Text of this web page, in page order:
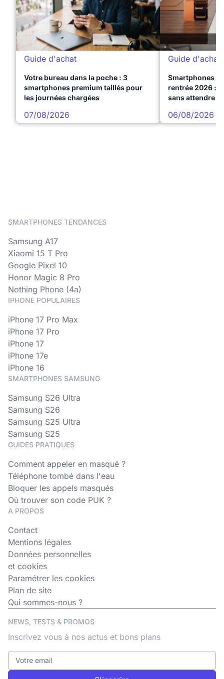
Guide d'achat
Votre bureau dans la poche : 3
smartphones premium taillés pour
les journées chargées
07/08/2026
Guide d'achat
Smartphones
rentrée 2026 :
sans attendre
06/08/2026
SMARTPHONES TENDANCES
Samsung A17
Xiaomi 15 T Pro
Google Pixel 10
Honor Magic 8 Pro
Nothing Phone (4a)
IPHONE POPULAIRES
iPhone 17 Pro Max
iPhone 17 Pro
iPhone 17
iPhone 17e
iPhone 16
SMARTPHONES SAMSUNG
Samsung S26 Ultra
Samsung S26
Samsung S25 Ultra
Samsung S25
GUIDES PRATIQUES
Comment appeler en masqué ?
Téléphone tombé dans l'eau
Bloquer les appels masqués
Où trouver son code PUK ?
A PROPOS
Contact
Mentions légales
Données personnelles
et cookies
Paramétrer les cookies
Plan de site
Qui sommes-nous ?
NEWS, TESTS & PROMOS
Inscrivez vous à nos actus et bons plans